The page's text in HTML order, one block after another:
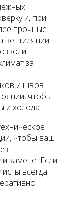
и, при
прочные.
вентиляции
за
и швов
чтобы
и холода.
чтобы ваш
замене. Если
всегда